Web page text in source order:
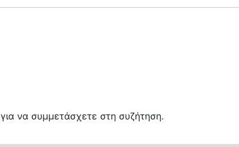
για να συμμετάσχετε στη συζήτηση.